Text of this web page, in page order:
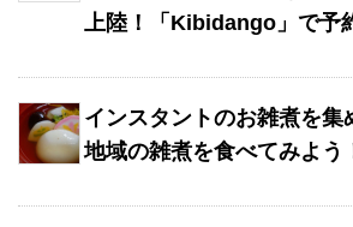
上陸！「Kibidango」で予
インスタントのお雑煮を集
地域の雑煮を食べてみよう